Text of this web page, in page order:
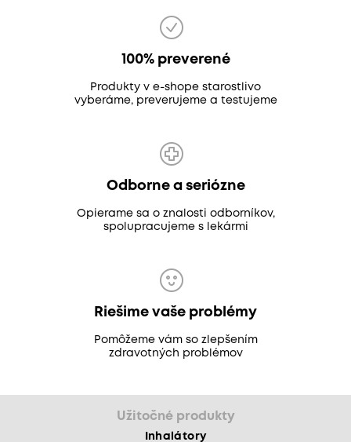
100% preverené
Produkty v e-shope starostlivo
vyberáme, preverujeme a testujeme
Odborne a seriózne
Opierame sa o znalosti odborníkov,
spolupracujeme s lekármi
Riešime vaše problémy
Pomôžeme vám so zlepšením
zdravotných problémov
Užitočné produkty
Inhalátory